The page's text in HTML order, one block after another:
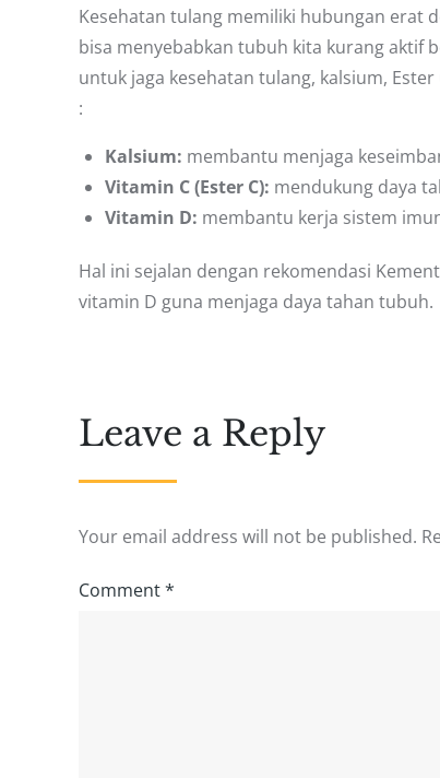
Kesehatan tulang memiliki hubungan erat
bisa menyebabkan tubuh kita kurang aktif
untuk jaga kesehatan tulang, kalsium,
:
Kalsium: membantu menjaga
Vitamin C (Ester C): mendukung daya
Vitamin D: membantu kerja sistem
Hal ini sejalan dengan rekomendasi
vitamin D guna menjaga daya tahan tubuh.
Leave a Reply
Your email address will not be published.
Comment*